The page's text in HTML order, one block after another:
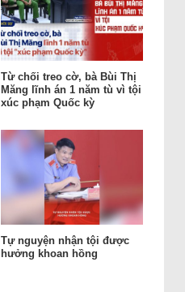
Từ chối treo cờ, bà Bùi Thị
Măng lĩnh án 1 năm tù vì tội
xúc phạm Quốc kỳ
Tự nguyện nhận tội được
hưởng khoan hồng